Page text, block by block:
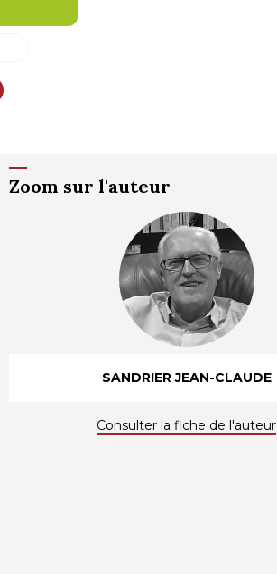
Zoom sur l'auteur
SANDRIER JEAN-CLAUDE
Consulter la fiche de l'auteur